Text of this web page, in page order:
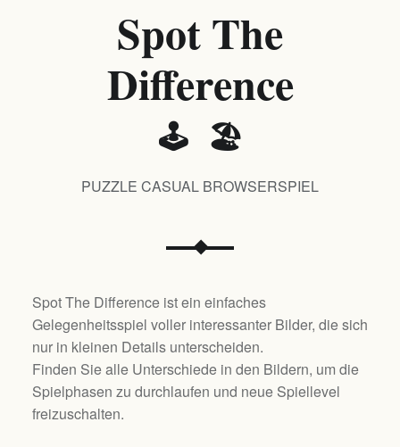
Spot The
Difference
🕹️ 🏖️
PUZZLE CASUAL BROWSERSPIEL
Spot The Difference ist ein einfaches
Gelegenheitsspiel voller interessanter Bilder, die sich
nur in kleinen Details unterscheiden.
Finden Sie alle Unterschiede in den Bildern, um die
Spielphasen zu durchlaufen und neue Spiellevel
freizuschalten.